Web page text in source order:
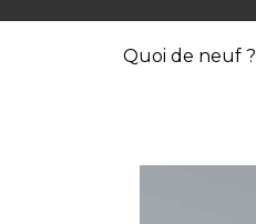
Quoi de neuf ?